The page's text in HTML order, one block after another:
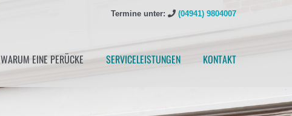
Termine unter: (04941) 9804007
WARUM EINE PERÜCKE SERVICELEISTUNGEN KONTAKT